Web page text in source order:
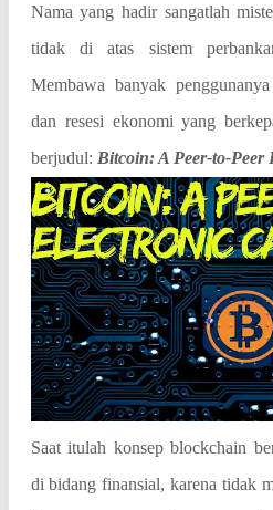
Nama yang hadir sangatlah
tidak di atas sistem
Membawa banyak
dan resesi ekonomi yang
berjudul: Bitcoin: A Peer-to-Peer
Saat itulah konsep blockchain
di bidang finansial, karena tidak